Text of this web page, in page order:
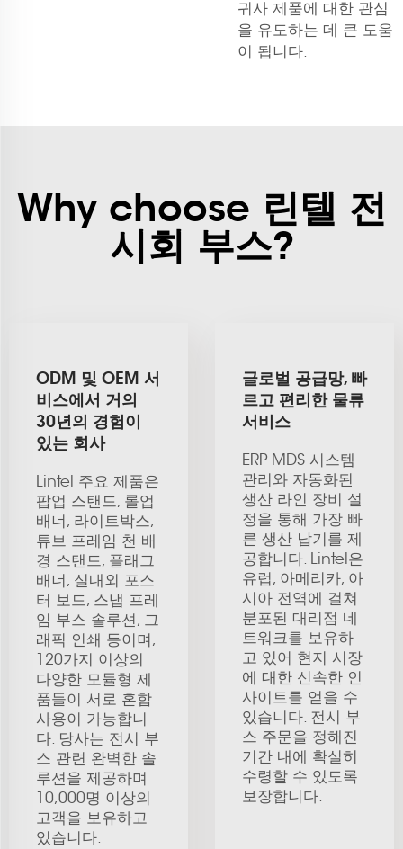
귀사 제품에 대한 관심
을 유도하는 데 큰 도움
이 됩니다.
Why choose 린텔 전
시회 부스?
ODM 및 OEM 서
비스에서 거의
30년의 경험이
있는 회사
Lintel 주요 제품은
팝업 스탠드, 롤업
배너, 라이트박스,
튜브 프레임 천 배
경 스탠드, 플래그
배너, 실내외 포스
터 보드, 스냅 프레
임 부스 솔루션, 그
래픽 인쇄 등이며,
120가지 이상의
다양한 모듈형 제
품들이 서로 혼합
사용이 가능합니
다. 당사는 전시 부
스 관련 완벽한 솔
루션을 제공하며
10,000명 이상의
고객을 보유하고
있습니다.
글로벌 공급망, 빠
르고 편리한 물류
서비스
ERP MDS 시스템
관리와 자동화된
생산 라인 장비 설
정을 통해 가장 빠
른 생산 납기를 제
공합니다. Lintel은
유럽, 아메리카, 아
시아 전역에 걸쳐
분포된 대리점 네
트워크를 보유하
고 있어 현지 시장
에 대한 신속한 인
사이트를 얻을 수
있습니다. 전시 부
스 주문을 정해진
기간 내에 확실히
수령할 수 있도록
보장합니다.